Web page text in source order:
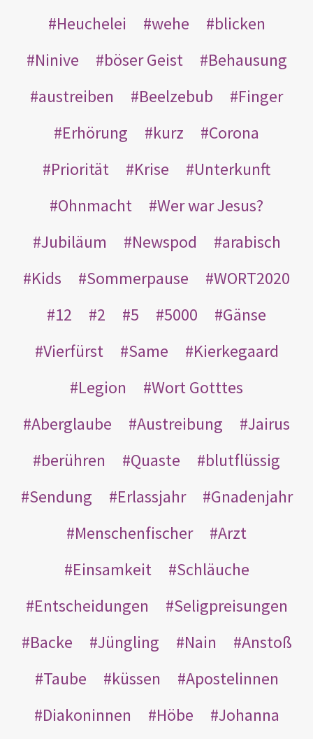
Heuchelei wehe
blicken
Ninive
böser Geist
Behausung
austreiben
Beelzebub
Finger
Erhörung
kurz
Corona
Priorität
Krise
Unterkunft
Ohnmacht
Wer war Jesus?
Jubiläum
Newspod
arabisch
Kids
Sommerpause
WORT2020
12
2 5 5000
Gänse
Vierfürst
Same
Kierkegaard
Legion
Wort Gotttes
Aberglaube
Austreibung
Jairus
berühren
Quaste
blutflüssig
Sendung
Erlassjahr
Gnadenjahr
Menschenfischer
Arzt
Einsamkeit
Schläuche
Entscheidungen
Seligpreisungen
Backe
Jüngling Nain
Anstoß
Taube
küssen
Apostelinnen
Diakoninnen
Höbe
Johanna